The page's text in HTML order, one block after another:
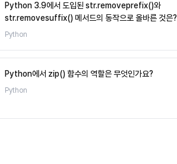
Python 3.9에서 도입된 str.removeprefix()와
str.removesuffix() 메서드의 동작으로 올바른 것은?
Python
Python에서 zip() 함수의 역할은 무엇인가요?
Python